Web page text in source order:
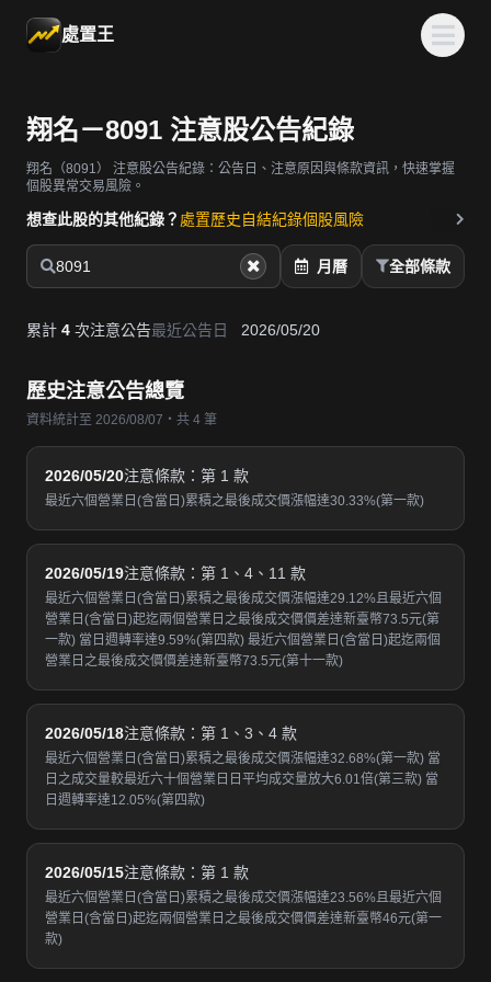
處置王
翔名－8091 注意股公告紀錄
翔名（8091）
注意股公告紀錄：公告日、注意原因與條款資訊，快速掌握
個股異常交易風險。
想查此股的其他紀錄？ 處置歷史自結紀錄個股風險
8091 月曆 全部條款
累計 4 次注意公告最近公告日 2026/05/20
歷史注意公告總覽
資料統計至 2026/08/07・共 4 筆
2026/05/20注意條款：第 1 款
最近六個營業日(含當日)累積之最後成交價漲幅達30.33%(第一款)
2026/05/19注意條款：第 1、4、11 款
最近六個營業日(含當日)累積之最後成交價漲幅達29.12%且最近六個
營業日(含當日)起迄兩個營業日之最後成交價價差達新臺幣73.5元(第
一款) 當日週轉率達9.59%(第四款) 最近六個營業日(含當日)起迄兩個
營業日之最後成交價價差達新臺幣73.5元(第十一款)
2026/05/18注意條款：第 1、3、4 款
最近六個營業日(含當日)累積之最後成交價漲幅達32.68%(第一款) 當
日之成交量較最近六十個營業日日平均成交量放大6.01倍(第三款) 當
日週轉率達12.05%(第四款)
2026/05/15注意條款：第 1 款
最近六個營業日(含當日)累積之最後成交價漲幅達23.56%且最近六個
營業日(含當日)起迄兩個營業日之最後成交價價差達新臺幣46元(第一
款)